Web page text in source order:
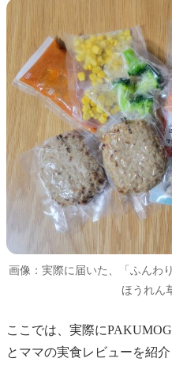
画像：実際に届いた、「ふんわ
ほうれん
ここでは、実際に
とママの実食レビューを紹介